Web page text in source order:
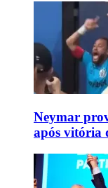
Neymar
após vitória